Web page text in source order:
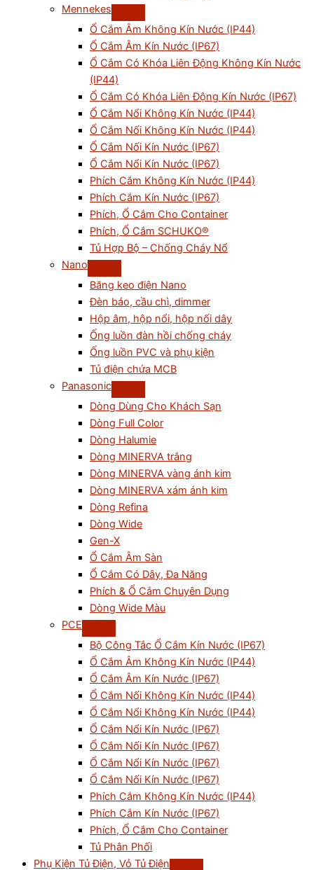
Mennekes
Ổ Cắm Âm Không Kín Nước (IP44)
Ổ Cắm Âm Kín Nước (IP67)
Ổ Cắm Có Khóa Liên Động Không Kín Nước
(IP44)
Ổ Cắm Có Khóa Liên Động Kín Nước (IP67)
Ổ Cắm Nổi Không Kín Nước (IP44)
Ổ Cắm Nối Không Kín Nước (IP44)
Ổ Cắm Nối Kín Nước (IP67)
Ổ Cắm Nổi Kín Nước (IP67)
Phích Cắm Không Kín Nước (IP44)
Phích Cắm Kín Nước (IP67)
Phích, Ổ Cắm Cho Container
Phích, Ổ Cắm SCHUKO®
Tủ Hợp Bộ – Chống Cháy Nổ
Nano
Băng keo điện Nano
Đèn báo, cầu chì, dimmer
Hộp âm, hộp nổi, hộp nối dây
Ống luồn đàn hồi chống cháy
Ống luồn PVC và phụ kiện
Tủ điện chứa MCB
Panasonic
Dòng Dùng Cho Khách Sạn
Dòng Full Color
Dòng Halumie
Dòng MINERVA trắng
Dòng MINERVA vàng ánh kim
Dòng MINERVA xám ánh kim
Dòng Refina
Dòng Wide
Gen-X
Ổ Cắm Âm Sàn
Ổ Cắm Có Dây, Đa Năng
Phích & Ổ Cắm Chuyên Dụng
Dòng Wide Màu
PCE
Bộ Công Tắc Ổ Cắm Kín Nước (IP67)
Ổ Cắm Âm Không Kín Nước (IP44)
Ổ Cắm Âm Kín Nước (IP67)
Ổ Cắm Nối Không Kín Nước (IP44)
Ổ Cắm Nổi Không Kín Nước (IP44)
Ổ Cắm Nổi Kín Nước (IP67)
Ổ Cắm Nối Kín Nước (IP67)
Ổ Cắm Nổi Kín Nước (IP67)
Ổ Cắm Nối Kín Nước (IP67)
Phích Cắm Không Kín Nước (IP44)
Phích Cắm Kín Nước (IP67)
Phích, Ổ Cắm Cho Container
Tủ Phân Phối
Phụ Kiện Tủ Điện, Vỏ Tủ Điện